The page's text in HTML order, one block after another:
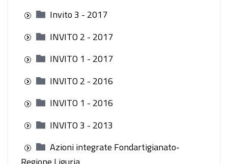
Invito 3 - 2017
INVITO 2 - 2017
INVITO 1 - 2017
INVITO 2 - 2016
INVITO 1 - 2016
INVITO 3 - 2013
Azioni integrate Fondartigianato-